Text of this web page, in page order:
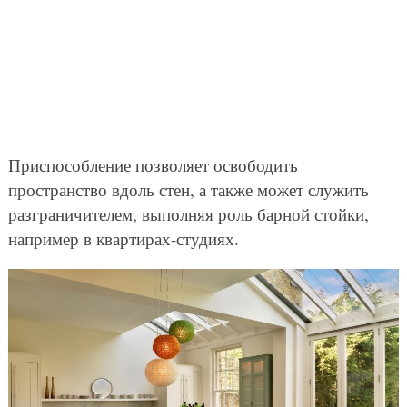
Приспособление позволяет освободить
пространство вдоль стен, а также может служить
разграничителем, выполняя роль барной стойки,
например в квартирах-студиях.